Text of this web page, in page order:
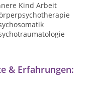
Kind Arbeit
& Erfahrungen: